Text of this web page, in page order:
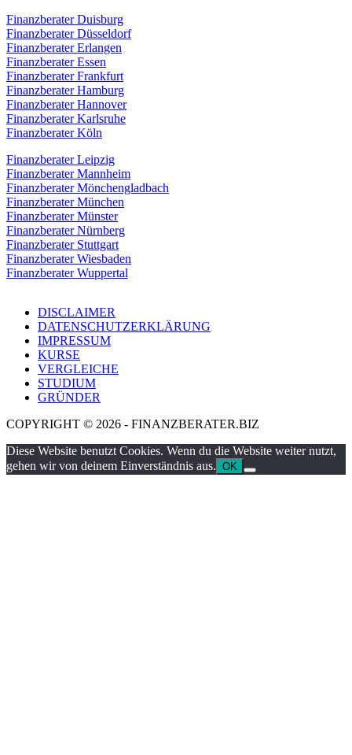
Finanzberater Duisburg
Finanzberater Düsseldorf
Finanzberater Erlangen
Finanzberater Essen
Finanzberater Frankfurt
Finanzberater Hamburg
Finanzberater Hannover
Finanzberater Karlsruhe
Finanzberater Köln
Finanzberater Leipzig
Finanzberater Mannheim
Finanzberater Mönchengladbach
Finanzberater München
Finanzberater Münster
Finanzberater Nürnberg
Finanzberater Stuttgart
Finanzberater Wiesbaden
Finanzberater Wuppertal
DISCLAIMER
DATENSCHUTZERKLÄRUNG
IMPRESSUM
KURSE
VERGLEICHE
STUDIUM
GRÜNDER
COPYRIGHT © 2026 - FINANZBERATER.BIZ
Diese Website benutzt Cookies. Wenn du die Website weiter nutzt,
gehen wir von deinem Einverständnis aus. OK